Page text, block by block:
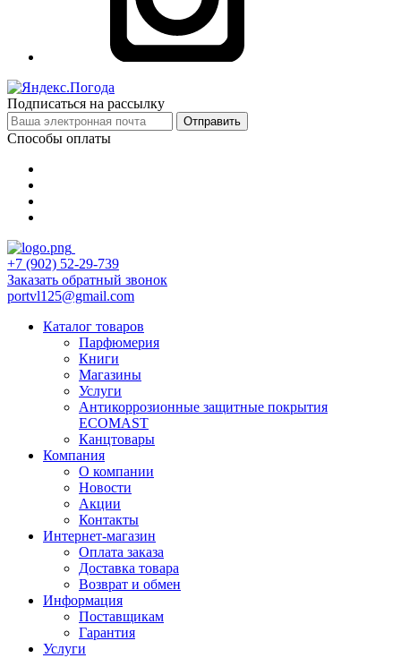
Подписаться на рассылку
Отправить
Способы оплаты
+7 (902) 52-29-739
Заказать обратный звонок
portvl125@gmail.com
Каталог товаров
Парфюмерия
Книги
Магазины
Услуги
Антикоррозионные защитные покрытия
ECOMAST
Канцтовары
Компания
О компании
Новости
Акции
Контакты
Интернет-магазин
Оплата заказа
Доставка товара
Возврат и обмен
Информация
Поставщикам
Гарантия
Услуги